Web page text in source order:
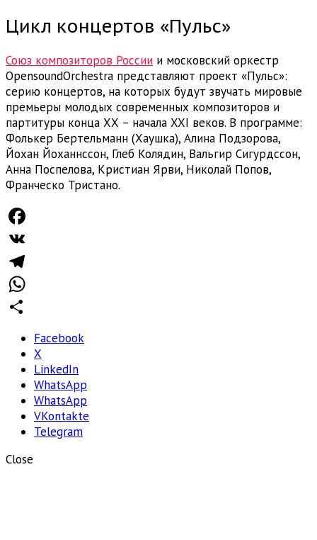
Цикл концертов «Пульс»
Союз композиторов России и московский оркестр
OpensoundOrchestra представляют проект «Пульс»:
серию концертов, на которых будут звучать мировые
премьеры молодых современных композиторов и
партитуры конца ХХ – начала XXI веков. В программе:
Фолькер Бертельманн (Хаушка), Алина Подзорова,
Йохан Йоханнссон, Глеб Колядин, Вальгир Сигурдссон,
Анна Поспелова, Кристиан Ярви, Николай Попов,
Франческо Тристано.
Facebook
VK
Telegram
WhatsApp
Facebook
X
LinkedIn
WhatsApp
WhatsApp
VKontakte
Telegram
Close